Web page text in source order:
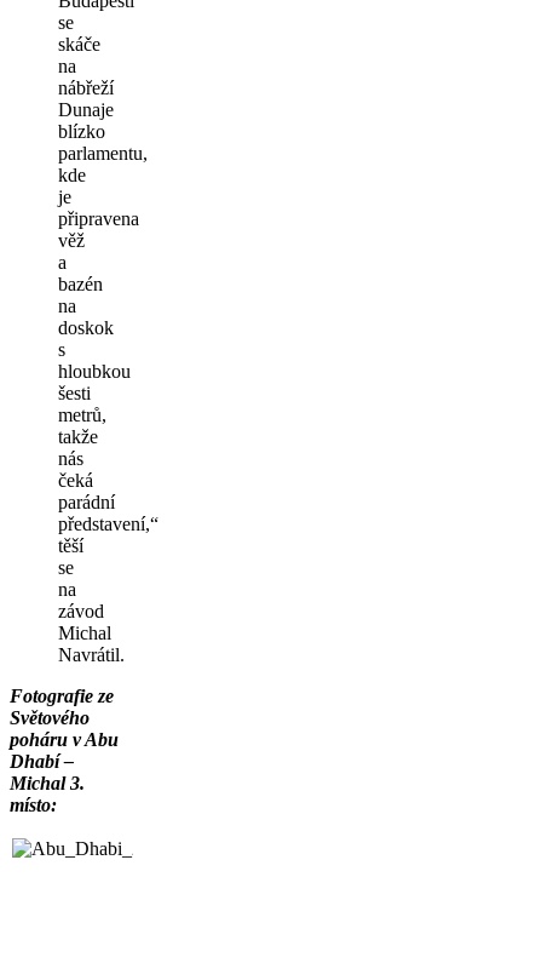
se
skáče
na
nábřeží
Dunaje
blízko
parlamentu,
kde
je
připravena
věž
a
bazén
na
doskok
s
hloubkou
šesti
metrů,
takže
nás
čeká
parádní
představení,“
těší
se
na
závod
Michal
Navrátil.
Fotografie ze
Světového
poháru v Abu
Dhabí –
Michal 3.
místo: